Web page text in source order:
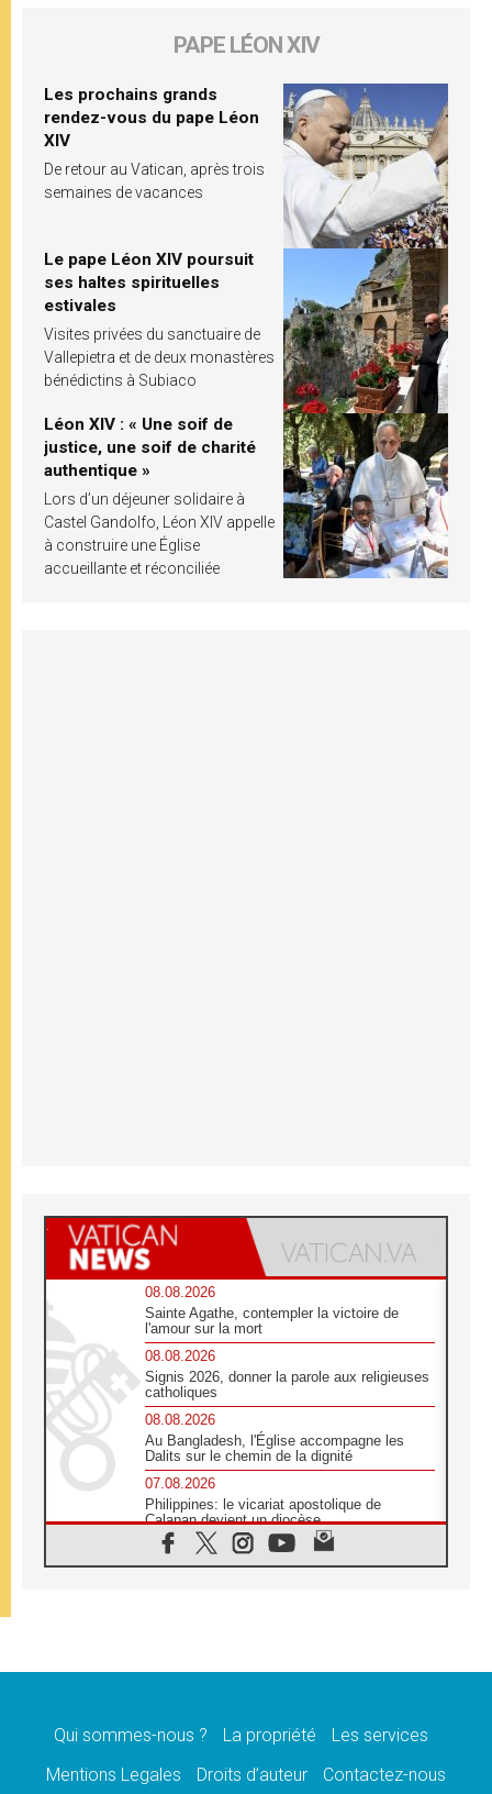
PAPE LÉON XIV
Les prochains grands
rendez-vous du pape Léon
XIV
De retour au Vatican, après trois
semaines de vacances
Le pape Léon XIV poursuit
ses haltes spirituelles
estivales
Visites privées du sanctuaire de
Vallepietra et de deux monastères
bénédictins à Subiaco
Léon XIV : « Une soif de
justice, une soif de charité
authentique »
Lors d’un déjeuner solidaire à
Castel Gandolfo, Léon XIV appelle
à construire une Église
accueillante et réconciliée
08.08.2026
Sainte Agathe, contempler la victoire de
l'amour sur la mort
08.08.2026
Signis 2026, donner la parole aux religieuses
catholiques
08.08.2026
Au Bangladesh, l'Église accompagne les
Dalits sur le chemin de la dignité
07.08.2026
Philippines: le vicariat apostolique de
Calapan devient un diocèse
07.08.2026
Congo-Brazzaville : le 15 août, entre
une signature»
Le programme du voyage apostolique du
Qui sommes-nous ? La propriété
Les services
Mentions Legales
Droits d’auteur Contactez-nous